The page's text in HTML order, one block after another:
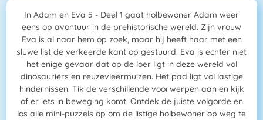
In Adam en Eva 5 - Deel 1 gaat holbewoner Adam weer
eens op avontuur in de prehistorische wereld. Zijn vrouw
Eva is al naar hem op zoek, maar hij heeft haar met een
sluwe list de verkeerde kant op gestuurd. Eva is echter niet
het enige gevaar dat op de loer ligt in deze wereld vol
dinosauriërs en reuzevleermuizen. Het pad ligt vol lastige
hindernissen. Tik de verschillende voorwerpen aan en kijk
of er iets in beweging komt. Ontdek de juiste volgorde en
los alle mini-puzzels op om de listige holbewoner op weg te